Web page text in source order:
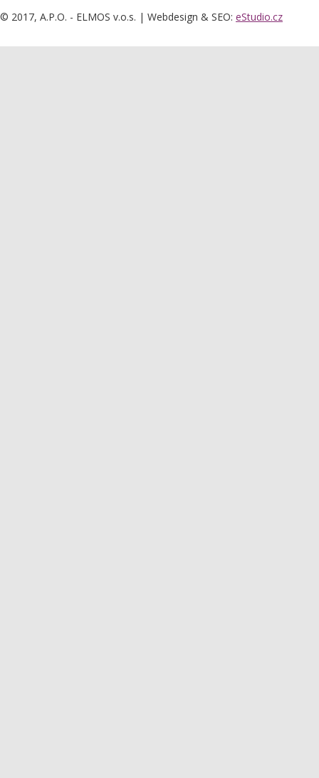
© 2017, A.P.O. - ELMOS v.o.s. | Webdesign & SEO: eStudio.cz